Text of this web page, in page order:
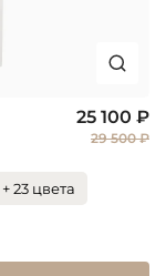
25 100 ₽
29 500 ₽
+ 23 цвета